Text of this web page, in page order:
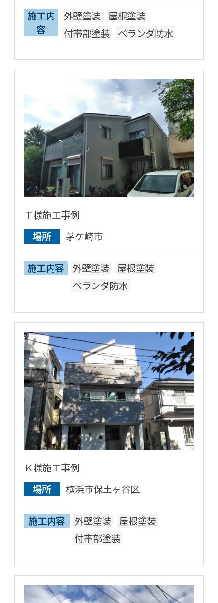
施工内
容
外壁塗装
屋根塗装
付帯部塗装
ベランダ防水
Ｔ様施工事例
場所
茅ケ崎市
施工内容 外壁塗装
屋根塗装
ベランダ防水
Ｋ様施工事例
場所
横浜市保土ヶ谷区
施工内容 外壁塗装
屋根塗装
付帯部塗装